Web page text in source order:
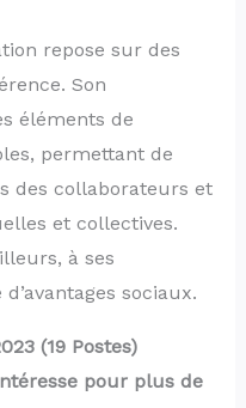
repose sur des
Son
éléments de
permettant de
des collaborateurs et
et collectives.
à ses
sociaux.
(19 Postes)
pour plus de